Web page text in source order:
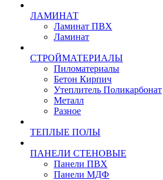
ЛАМИНАТ
Ламинат ПВХ
Ламинат
СТРОЙМАТЕРИАЛЫ
Пиломатериалы
Бетон Кирпич
Утеплитель Поликарбонат
Металл
Разное
ТЕПЛЫЕ ПОЛЫ
ПАНЕЛИ СТЕНОВЫЕ
Панели ПВХ
Панели МДФ